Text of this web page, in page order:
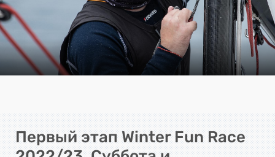
Первый этап Winter Fun Race